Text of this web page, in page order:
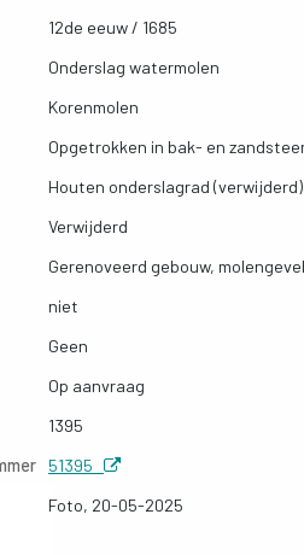
12de eeuw / 1685
Onderslag watermolen
Korenmolen
Opgetrokken in bak- en
Houten onderslagrad (verwijderd)
Verwijderd
Gerenoveerd gebouw,
niet
Geen
Op aanvraag
1395
51395
Foto, 20-05-2025